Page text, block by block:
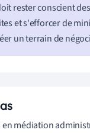
rester conscient
et s'efforcer de
un terrain de
en médiation